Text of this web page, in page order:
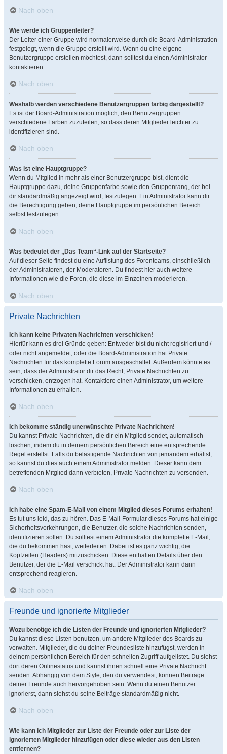
Nach oben
Wie werde ich Gruppenleiter?
Der Leiter einer Gruppe wird normalerweise durch die Board-Administration
festgelegt, wenn die Gruppe erstellt wird. Wenn du eine eigene
Benutzergruppe erstellen möchtest, dann solltest du einen Administrator
kontaktieren.
Nach oben
Weshalb werden verschiedene Benutzergruppen farbig dargestellt?
Es ist der Board-Administration möglich, den Benutzergruppen
verschiedene Farben zuzuteilen, so dass deren Mitglieder leichter zu
identifizieren sind.
Nach oben
Was ist eine Hauptgruppe?
Wenn du Mitglied in mehr als einer Benutzergruppe bist, dient die
Hauptgruppe dazu, deine Gruppenfarbe sowie den Gruppenrang, der bei
dir standardmäßig angezeigt wird, festzulegen. Ein Administrator kann dir
die Berechtigung geben, deine Hauptgruppe im persönlichen Bereich
selbst festzulegen.
Nach oben
Was bedeutet der „Das Team“-Link auf der Startseite?
Auf dieser Seite findest du eine Auflistung des Forenteams, einschließlich
der Administratoren, der Moderatoren. Du findest hier auch weitere
Informationen wie die Foren, die diese im Einzelnen moderieren.
Nach oben
Private Nachrichten
Ich kann keine Privaten Nachrichten verschicken!
Hierfür kann es drei Gründe geben: Entweder bist du nicht registriert und /
oder nicht angemeldet, oder die Board-Administration hat Private
Nachrichten für das komplette Forum ausgeschaltet. Außerdem könnte es
sein, dass der Administrator dir das Recht, Private Nachrichten zu
verschicken, entzogen hat. Kontaktiere einen Administrator, um weitere
Informationen zu erhalten.
Nach oben
Ich bekomme ständig unerwünschte Private Nachrichten!
Du kannst Private Nachrichten, die dir ein Mitglied sendet, automatisch
löschen, indem du in deinem persönlichen Bereich eine entsprechende
Regel erstellst. Falls du belästigende Nachrichten von jemandem erhältst,
so kannst du dies auch einem Administrator melden. Dieser kann dem
betreffenden Mitglied dann verbieten, Private Nachrichten zu versenden.
Nach oben
Ich habe eine Spam-E-Mail von einem Mitglied dieses Forums erhalten!
Es tut uns leid, das zu hören. Das E-Mail-Formular dieses Forums hat einige
Sicherheitsvorkehrungen, die Benutzer, die solche Nachrichten senden,
identifizieren sollen. Du solltest einem Administrator die komplette E-Mail,
die du bekommen hast, weiterleiten. Dabei ist es ganz wichtig, die
Kopfzeilen (Headers) mitzuschicken. Diese enthalten Details über den
Benutzer, der die E-Mail verschickt hat. Der Administrator kann dann
entsprechend reagieren.
Nach oben
Freunde und ignorierte Mitglieder
Wozu benötige ich die Listen der Freunde und ignorierten Mitglieder?
Du kannst diese Listen benutzen, um andere Mitglieder des Boards zu
verwalten. Mitglieder, die du deiner Freundesliste hinzufügst, werden in
deinem persönlichen Bereich für den schnellen Zugriff aufgelistet. Du siehst
dort deren Onlinestatus und kannst ihnen schnell eine Private Nachricht
senden. Abhängig von dem Style, den du verwendest, können Beiträge
deiner Freunde auch hervorgehoben sein. Wenn du einen Benutzer
ignorierst, dann siehst du seine Beiträge standardmäßig nicht.
Nach oben
Wie kann ich Mitglieder zur Liste der Freunde oder zur Liste der
ignorierten Mitglieder hinzufügen oder diese wieder aus den Listen
entfernen?